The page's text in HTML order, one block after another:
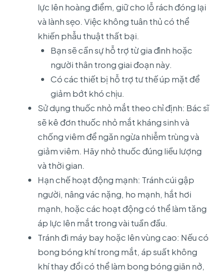
lực lên hoàng điểm, giữ cho lỗ rách đóng lại
và lành sẹo. Việc không tuân thủ có thể
khiến phẫu thuật thất bại.
Bạn sẽ cần sự hỗ trợ từ gia đình hoặc
người thân trong giai đoạn này.
Có các thiết bị hỗ trợ tư thế úp mặt để
giảm bớt khó chịu.
Sử dụng thuốc nhỏ mắt theo chỉ định: Bác sĩ
sẽ kê đơn thuốc nhỏ mắt kháng sinh và
chống viêm để ngăn ngừa nhiễm trùng và
giảm viêm. Hãy nhỏ thuốc đúng liều lượng
và thời gian.
Hạn chế hoạt động mạnh: Tránh cúi gập
người, nâng vác nặng, ho mạnh, hắt hơi
mạnh, hoặc các hoạt động có thể làm tăng
áp lực lên mắt trong vài tuần đầu.
Tránh đi máy bay hoặc lên vùng cao: Nếu có
bong bóng khí trong mắt, áp suất không
khí thay đổi có thể làm bong bóng giãn nở,